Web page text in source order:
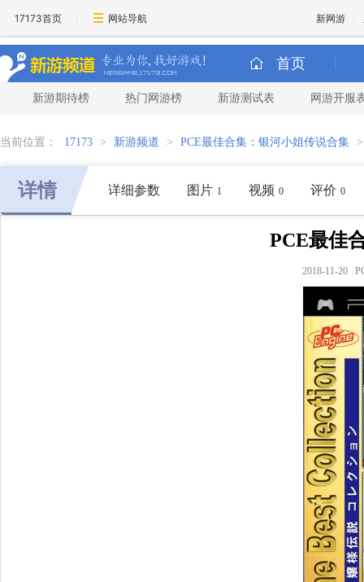
17173首页 网站导航 新网游
首页
新游期待榜 热门网游榜 新游测试表 网游开服
当前位置： 17173 > 新游频道 > PCE最佳合集：银河小姐传说合集
详情 详细参数 图片 1 视频 0 评价 0
PCE最佳
2018-11-20